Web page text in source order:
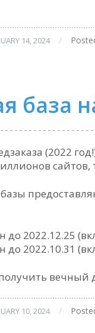
14, 2024 /
база
(2022
до 2022.12.25
до 2022.10.31
вечный
10, 2024 /